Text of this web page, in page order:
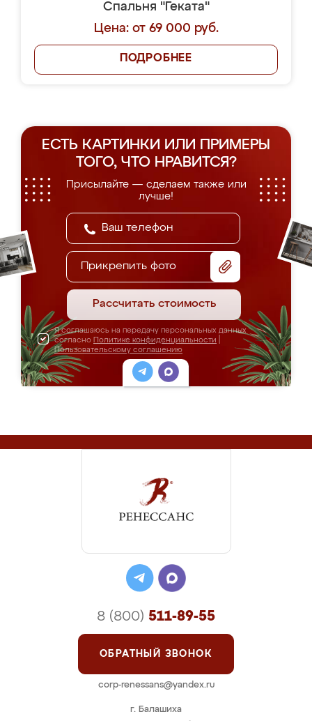
Спальня "Геката"
Цена: от 69 000 руб.
ПОДРОБНЕЕ
ЕСТЬ КАРТИНКИ ИЛИ ПРИМЕРЫ
ТОГО, ЧТО НРАВИТСЯ?
Присылайте — сделаем также или
лучше!
Прикрепить фото
Рассчитать стоимость
Я соглашаюсь на передачу персональных данных
согласно Политике конфиденциальности
Пользовательскому соглашению
г. Балашиха
8 (800) 511-89-55
ОБРАТНЫЙ ЗВОНОК
corp-renessans@yandex.ru